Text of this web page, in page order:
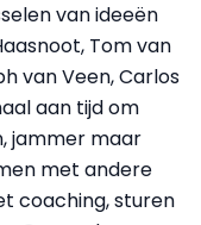
van ideeën
Tom van
van Veen, Carlos
aan tijd om
jammer maar
met andere
coaching, sturen